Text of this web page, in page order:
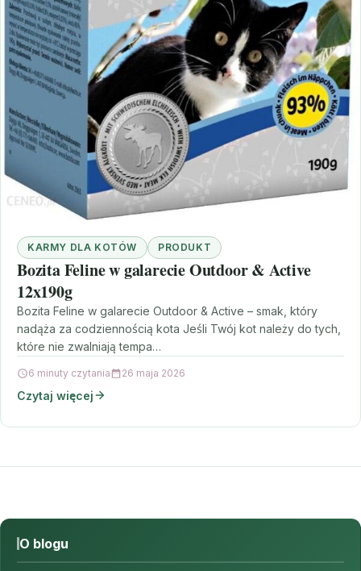
KARMY DLA KOTÓW PRODUKT
Bozita Feline w galarecie Outdoor & Active
12x190g
Bozita Feline w galarecie Outdoor & Active – smak, który
nadąża za codziennością kota Jeśli Twój kot należy do tych,
które nie zwalniają tempa…
6 minuty czytania 26 maja 2026
Czytaj więcej
O blogu